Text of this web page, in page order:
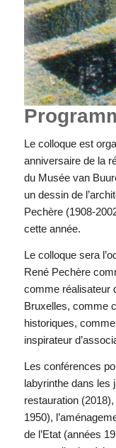
Le colloque est
anniversaire de la
du Musée van
un dessin de
Pechère (1908-
cette année.
Le colloque sera
René Pechère
comme réalisateur
Bruxelles, comme
historiques,
inspirateur
Les conférences
labyrinthe dans les
restauration
1950),
de l’Etat (années